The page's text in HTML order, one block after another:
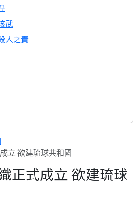
武
人之責
立 欲建琉球共和國
正式成立 欲建琉球